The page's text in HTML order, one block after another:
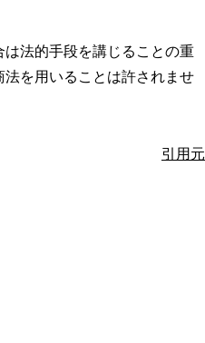
法的手段を講じることの重
を用いることは許されませ
引用元